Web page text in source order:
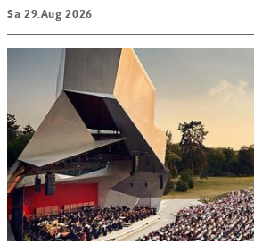
Sa 29.Aug 2026